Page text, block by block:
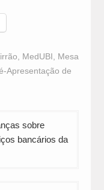
, MedUBI, Mesa
Apresentação de
sobre
bancários da